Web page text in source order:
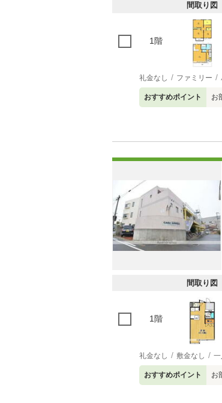
間取り図
1階
礼金なし ファミリー
おすすめポイント お
間取り図
1階
礼金なし 敷金なし 一
おすすめポイント お